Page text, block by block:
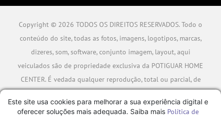
Copyright © 2026 TODOS OS DIREITOS RESERVADOS. Todo o
conteúdo do site, todas as fotos, imagens, logotipos, marcas,
dizeres, som, software, conjunto imagem, layout, aqui
veiculados são de propriedade exclusiva da POTIGUAR HOME
CENTER. É vedada qualquer reprodução, total ou parcial, de
A violação de qualquer direito mencionado implicará na
Este site usa cookies para melhorar a sua experiência digital e
oferecer soluções mais adequada. Saiba mais Política de